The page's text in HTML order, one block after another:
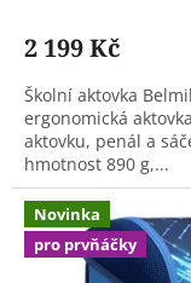
2 199 Kč
Školní aktovka
ergonomická
aktovku, penál a
hmotnost 890 g,...
Novinka
pro prvňáčky